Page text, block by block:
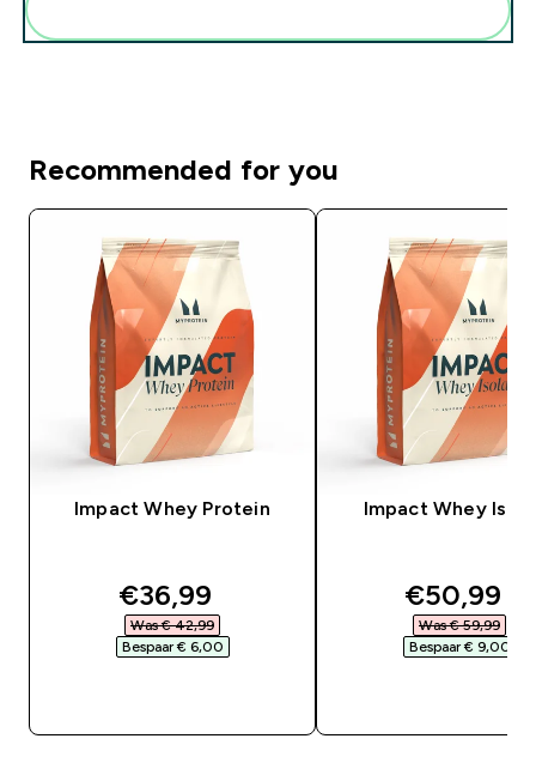
Recommended for you
Impact Whey Protein
discounted price
€36,99‎
Was € 42,99‎
Bespaar € 6,00‎
Impact Whey
€50,99‎
Was € 59,99‎
Bespaar € 9,00‎